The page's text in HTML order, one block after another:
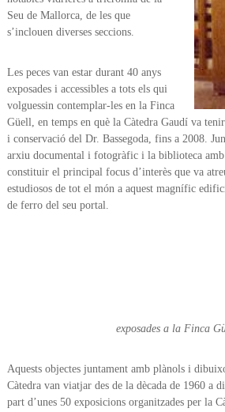
Seu de Mallorca, de les que
s’inclouen diverses seccions.
Les peces van estar durant 40 anys
exposades i accessibles a tots els qui
volguessin contemplar-les en la Finca
Güell, en temps en què la Càtedra Gaudí va
i conservació del Dr. Bassegoda, fins a 2008.
arxiu documental i fotogràfic i la biblioteca
constituir el principal focus d’interès que va
estudiosos de tot el món a aquest magnífic
de ferro del seu portal.
exposades a la Finca
Aquests objectes juntament amb plànols i
Càtedra van viatjar des de la dècada de 1960 a
part d’unes 50 exposicions organitzades per la